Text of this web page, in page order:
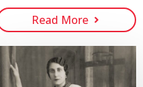
Read More